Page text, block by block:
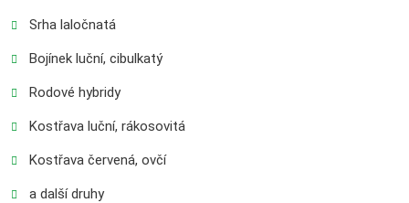
Srha laločnatá
Bojínek luční, cibulkatý
Rodové hybridy
Kostřava luční, rákosovitá
Kostřava červená, ovčí
a další druhy